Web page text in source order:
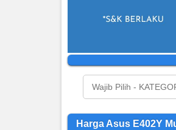
Harga Asus E402Y